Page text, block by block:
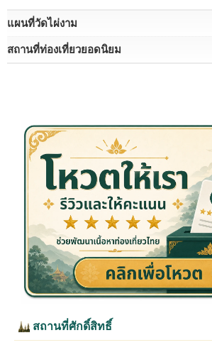
แผนที่วัดไผ่งาม
สถานที่ท่องเที่ยวยอดนิยม
สถานที่ศักดิ์สิทธิ์